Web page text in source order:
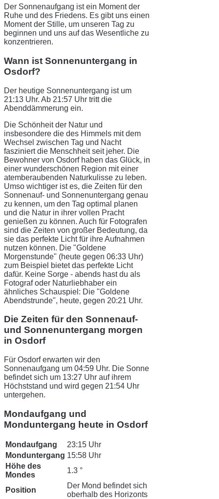
Der Sonnenaufgang ist ein Moment der
Ruhe und des Friedens. Es gibt uns einen
Moment der Stille, um unseren Tag zu
beginnen und uns auf das Wesentliche zu
konzentrieren.
Wann ist Sonnenuntergang in
Osdorf?
Der heutige Sonnenuntergang ist um
21:13 Uhr. Ab 21:57 Uhr tritt die
Abenddämmerung ein.
Die Schönheit der Natur und
insbesondere die des Himmels mit dem
Wechsel zwischen Tag und Nacht
fasziniert die Menschheit seit jeher. Die
Bewohner von Osdorf haben das Glück, in
einer wunderschönen Region mit einer
atemberaubenden Naturkulisse zu leben.
Umso wichtiger ist es, die Zeiten für den
Sonnenauf- und Sonnenuntergang genau
zu kennen, um den Tag optimal planen
und die Natur in ihrer vollen Pracht
genießen zu können. Auch für Fotografen
sind die Zeiten von großer Bedeutung, da
sie das perfekte Licht für ihre Aufnahmen
nutzen können. Die "Goldene
Morgenstunde" (heute gegen 06:33 Uhr)
zum Beispiel bietet das perfekte Licht
dafür. Keine Sorge - abends hast du als
Fotograf oder Naturliebhaber ein
ähnliches Schauspiel: Die "Goldene
Abendstrunde", heute, gegen 20:21 Uhr.
Die Zeiten für den Sonnenauf-
und Sonnenuntergang morgen
in Osdorf
Für Osdorf erwarten wir den
Sonnenaufgang um 04:59 Uhr. Die Sonne
befindet sich um 13:27 Uhr auf ihrem
Höchststand und wird gegen 21:54 Uhr
untergehen.
Mondaufgang und
Monduntergang heute in Osdorf
Mondaufgang
23:15 Uhr
Monduntergang 15:58 Uhr
Höhe des
Mondes
1.3 °
Position
Der Mond befindet sich
oberhalb des Horizonts